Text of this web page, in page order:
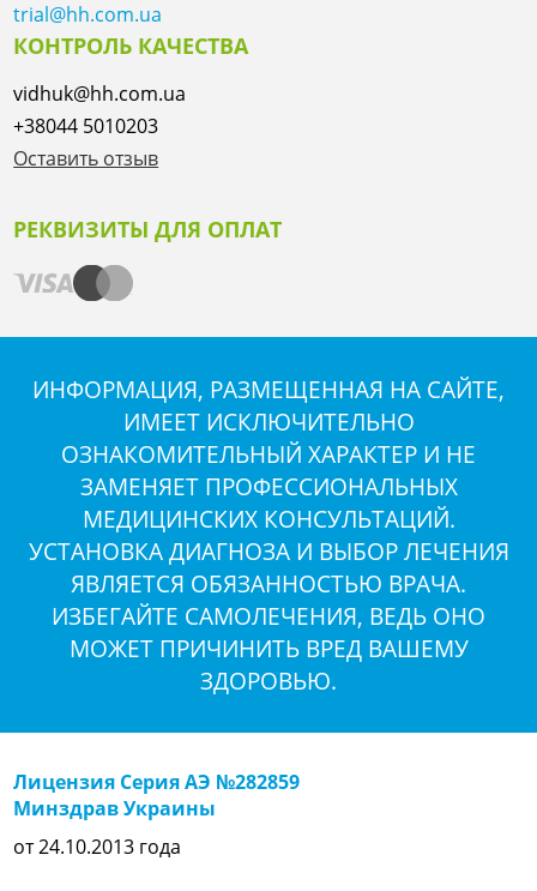
trial@hh.com.ua
КОНТРОЛЬ КАЧЕСТВА
vidhuk@hh.com.ua
+38044 5010203
Оставить отзыв
РЕКВИЗИТЫ ДЛЯ ОПЛАТ
ИНФОРМАЦИЯ, РАЗМЕЩЕННАЯ НА САЙТЕ,
ИМЕЕТ ИСКЛЮЧИТЕЛЬНО
ОЗНАКОМИТЕЛЬНЫЙ ХАРАКТЕР И НЕ
ЗАМЕНЯЕТ ПРОФЕССИОНАЛЬНЫХ
МЕДИЦИНСКИХ КОНСУЛЬТАЦИЙ.
УСТАНОВКА ДИАГНОЗА И ВЫБОР ЛЕЧЕНИЯ
ЯВЛЯЕТСЯ ОБЯЗАННОСТЬЮ ВРАЧА.
ИЗБЕГАЙТЕ САМОЛЕЧЕНИЯ, ВЕДЬ ОНО
МОЖЕТ ПРИЧИНИТЬ ВРЕД ВАШЕМУ
ЗДОРОВЬЮ.
Лицензия Серия АЭ №282859
Минздрав Украины
от 24.10.2013 года